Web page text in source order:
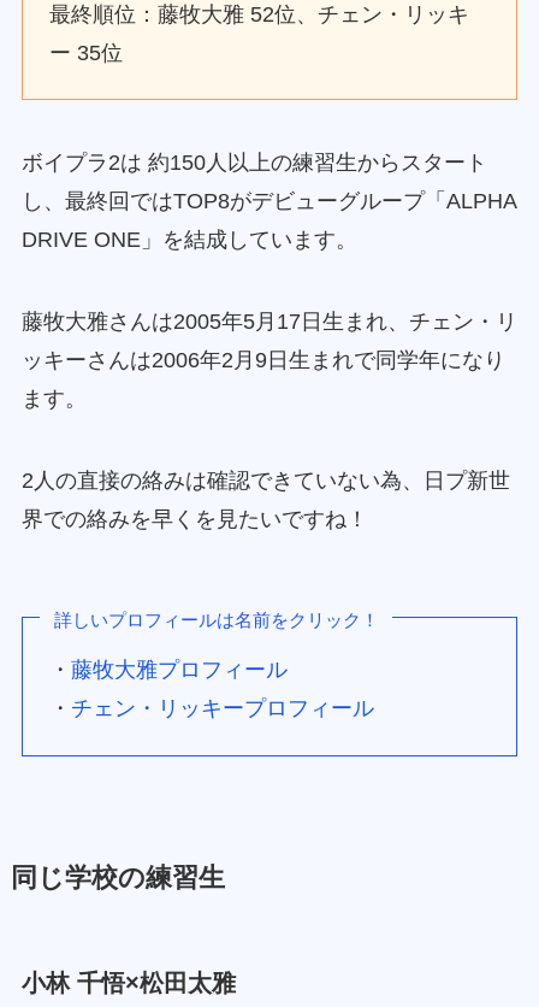
最終順位：藤牧大雅 52位、チェン・リッキ
ー 35位
ボイプラ2は 約150人以上の練習生からスタート
し、最終回ではTOP8がデビューグループ「ALPHA
DRIVE ONE」を結成しています。
藤牧大雅さんは2005年5月17日生まれ、チェン・リ
ッキーさんは2006年2月9日生まれで同学年になり
ます。
2人の直接の絡みは確認できていない為、日プ新世
界での絡みを早くを見たいですね！
詳しいプロフィールは名前をクリック！
・藤牧大雅プロフィール
・ チェン・リッキープロフィール
同じ学校の練習生
小林 千悟×松田太雅